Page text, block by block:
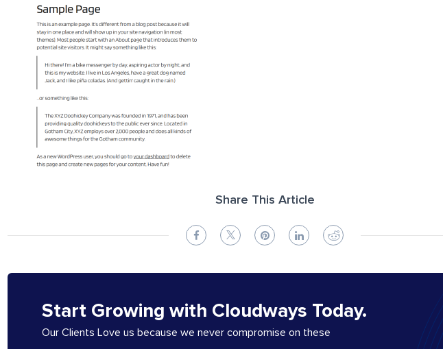
Share This Article
Start Growing with Cloudways Today.
Our Clients Love us because we never compromise on these